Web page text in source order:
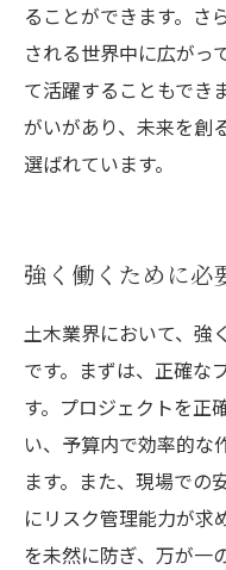
ることができます。さ
される世界中に広がっ
て活躍することもでき
がいがあり、未来を創
選ばれています。
強く働くために必
土木業界において、強
です。まずは、正確な
す。プロジェクトを正
い、予算内で効率的な
ます。また、現場での
にリスク管理能力が求
を未然に防ぎ、万が一